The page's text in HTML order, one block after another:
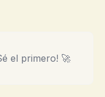
el primero! 🚀